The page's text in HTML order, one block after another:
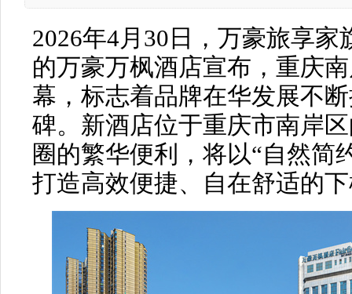
2026年4月30日，万豪旅享
的万豪万枫酒店宣布，重庆
幕，标志着品牌在华发展不
碑。新酒店位于重庆市南岸
圈的繁华便利，将以“自然简
打造高效便捷、自在舒适的